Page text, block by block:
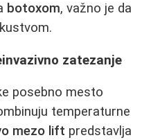
botoxom, važno je da
zatezanje
posebno mesto
temperaturne
mezo lift predstavlja